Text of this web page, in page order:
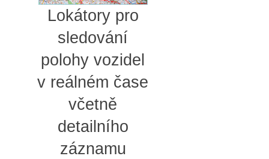
Lokátory pro
sledování
polohy vozidel
v reálném čase
včetně
detailního
záznamu